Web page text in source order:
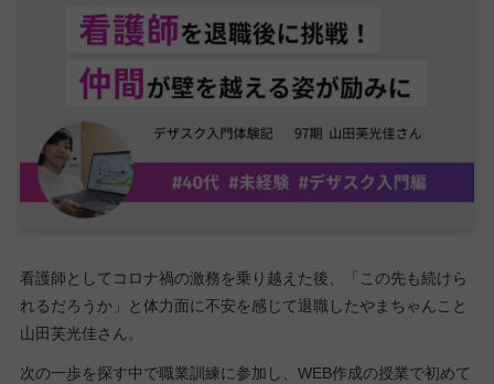
看護師としてコロナ禍の激務を乗り越えた後、「この先も続けら
れるだろうか」と体力面に不安を感じて退職したやまちゃんこと
山田芙光佳さん。
次の一歩を探す中で職業訓練に参加し、WEB作成の授業で初めて